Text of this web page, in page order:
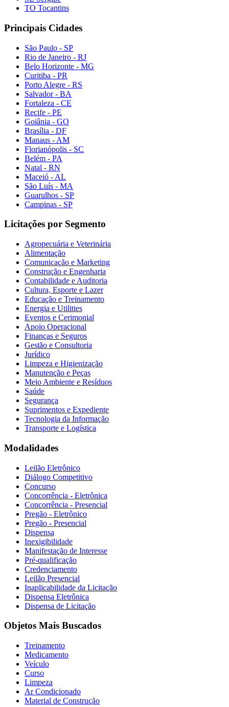
TO Tocantins
Principais Cidades
São Paulo - SP
Rio de Janeiro - RJ
Belo Horizonte - MG
Curitiba - PR
Porto Alegre - RS
Salvador - BA
Fortaleza - CE
Recife - PE
Goiânia - GO
Brasília - DF
Manaus - AM
Florianópolis - SC
Belém - PA
Natal - RN
Maceió - AL
São Luís - MA
Guarulhos - SP
Campinas - SP
Licitações por Segmento
Agropecuária e Veterinária
Alimentação
Comunicação e Marketing
Construção e Engenharia
Contabilidade e Auditoria
Cultura, Esporte e Lazer
Educação e Treinamento
Energia e Utilities
Eventos e Cerimonial
Apoio Operacional
Finanças e Seguros
Gestão e Consultoria
Jurídico
Limpeza e Higienização
Manutenção e Peças
Meio Ambiente e Resíduos
Saúde
Segurança
Suprimentos e Expediente
Tecnologia da Informação
Transporte e Logística
Modalidades
Leilão Eletrônico
Diálogo Competitivo
Concurso
Concorrência - Eletrônica
Concorrência - Presencial
Pregão - Eletrônico
Pregão - Presencial
Dispensa
Inexigibilidade
Manifestação de Interesse
Pré-qualificação
Credenciamento
Leilão Presencial
Inaplicabilidade da Licitação
Dispensa Eletrônica
Dispensa de Licitação
Objetos Mais Buscados
Treinamento
Medicamento
Veículo
Curso
Limpeza
Ar Condicionado
Material de Construção